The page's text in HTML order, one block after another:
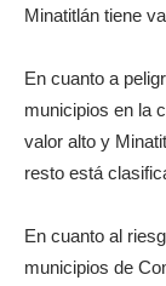
Minatitlán tiene
En cuanto a
municipios en la
valor alto y
resto está
En cuanto al
municipios de